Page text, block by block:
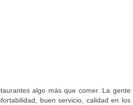
algo más que comer. La gente
buen servicio, calidad en los